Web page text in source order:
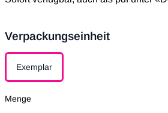
Verpackungseinheit
Verpackungseinheit
Exemplar
Menge